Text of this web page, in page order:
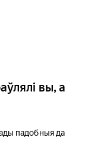
вы, а
падобныя да